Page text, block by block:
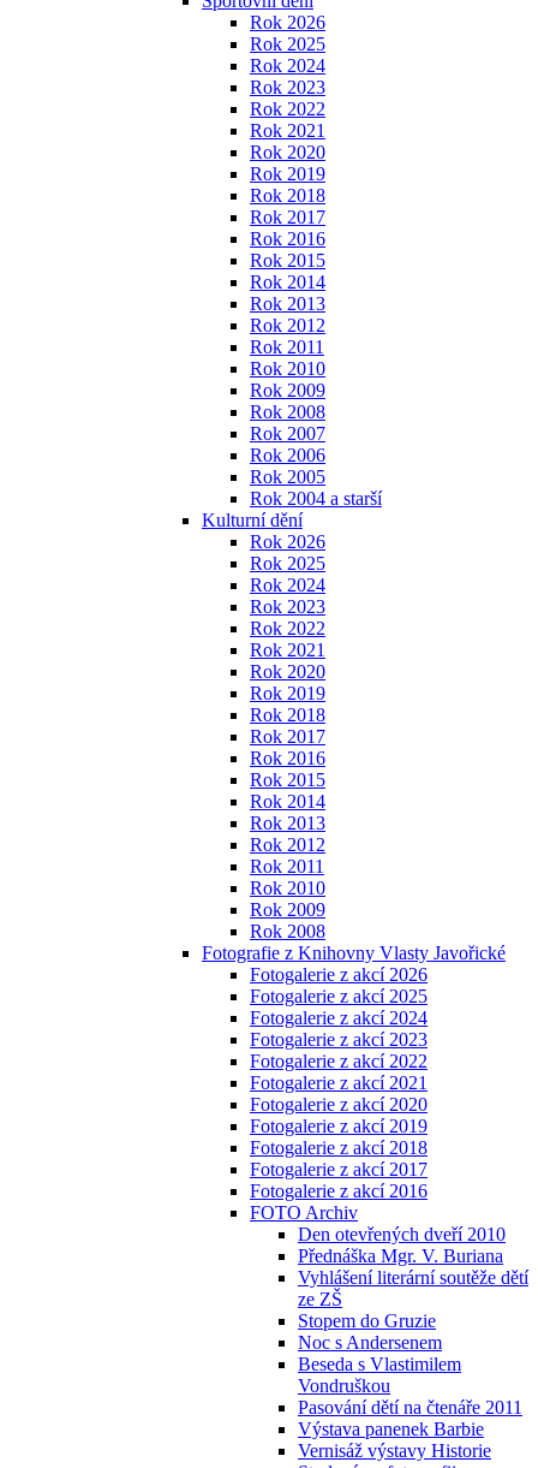
Rok 2026
Rok 2025
Rok 2024
Rok 2023
Rok 2022
Rok 2021
Rok 2020
Rok 2019
Rok 2018
Rok 2017
Rok 2016
Rok 2015
Rok 2014
Rok 2013
Rok 2012
Rok 2011
Rok 2010
Rok 2009
Rok 2008
Rok 2007
Rok 2006
Rok 2005
Rok 2004 a starší
Kulturní dění
Rok 2026
Rok 2025
Rok 2024
Rok 2023
Rok 2022
Rok 2021
Rok 2020
Rok 2019
Rok 2018
Rok 2017
Rok 2016
Rok 2015
Rok 2014
Rok 2013
Rok 2012
Rok 2011
Rok 2010
Rok 2009
Rok 2008
Fotografie z Knihovny Vlasty Javořické
Fotogalerie z akcí 2026
Fotogalerie z akcí 2025
Fotogalerie z akcí 2024
Fotogalerie z akcí 2023
Fotogalerie z akcí 2022
Fotogalerie z akcí 2021
Fotogalerie z akcí 2020
Fotogalerie z akcí 2019
Fotogalerie z akcí 2018
Fotogalerie z akcí 2017
Fotogalerie z akcí 2016
FOTO Archiv
Den otevřených dveří 2010
Přednáška Mgr. V. Buriana
Vyhlášení literární soutěže dětí
ze ZŠ
Stopem do Gruzie
Noc s Andersenem
Beseda s Vlastimilem
Vondruškou
Pasování dětí na čtenáře 2011
Výstava panenek Barbie
Vernisáž výstavy Historie